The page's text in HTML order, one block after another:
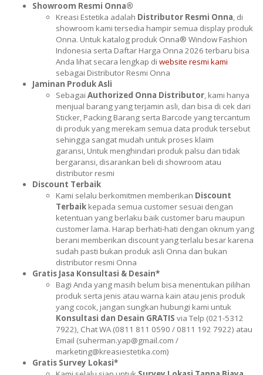
Showroom Resmi Onna®
Kreasi Estetika adalah Distributor Resmi Onna, di
showroom kami tersedia hampir semua display produk
Onna. Untuk katalog produk Onna® Window Fashion
Indonesia serta Daftar Harga Onna 2026 terbaru bisa
Anda lihat secara lengkap di website resmi kami
sebagai Distributor Resmi Onna
Jaminan Produk Asli
Sebagai Authorized Onna Distributor, kami hanya
menjual barang yang terjamin asli, dan bisa di cek dari
Sticker, Packing Barang serta Barcode yang tercantum
di produk yang merekam semua data produk tersebut
sehingga sangat mudah untuk proses klaim
garansi, Untuk menghindari produk palsu dan tidak
bergaransi, disarankan beli di showroom atau
distributor resmi
Discount Terbaik
Kami selalu berkomitmen memberikan Discount
Terbaik kepada semua customer sesuai dengan
ketentuan yang berlaku baik customer baru maupun
customer lama. Harap berhati-hati dengan oknum yang
berani memberikan discount yang terlalu besar karena
sudah pasti bukan produk asli Onna dan bukan
distributor resmi Onna
Gratis Jasa Konsultasi & Desain*
Bagi Anda yang masih belum bisa menentukan pilihan
produk serta jenis atau warna kain atau jenis produk
yang cocok, jangan sungkan hubungi kami untuk
Konsultasi dan Desain GRATIS via Telp (021-5312
7922), Chat WA (0811 811 0590 / 0811 192 7922) atau
Email (suherman.yap@gmail.com /
marketing@kreasiestetika.com)
Gratis Survey Lokasi*